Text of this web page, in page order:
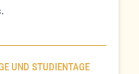
UND STUDIENTAGE